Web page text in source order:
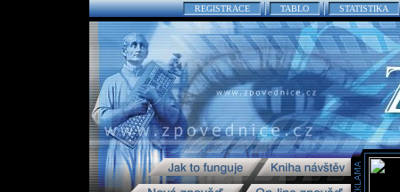
REGISTRACE TABLO STATISTIKA